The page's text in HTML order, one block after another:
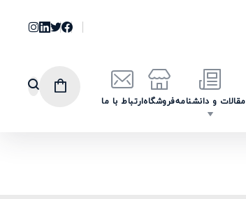
مقالات و دانشنامهفروشگاهارتباط با ما